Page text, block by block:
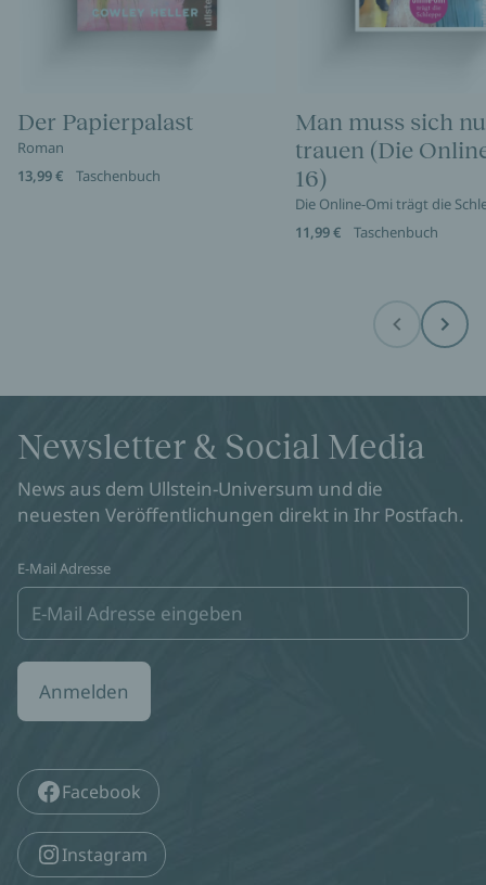
Der Papierpalast
Roman
13,99 €
Taschenbuch
Man muss sich
trauen (Die
16)
Die Online-Omi trägt die
11,99 €
Taschenbuch
Before Next
Newsletter & Social Media
News aus dem Ullstein-Universum und die
neuesten Veröffentlichungen direkt in Ihr Postfach.
E-Mail Adresse
Anmelden
Facebook
Instagram